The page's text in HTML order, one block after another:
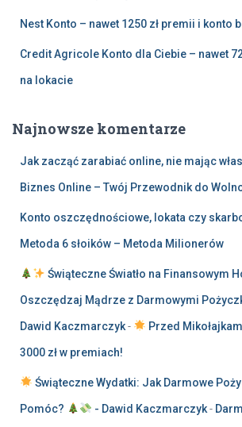
Nest Konto – nawet 1250 zł premii i konto
Credit Agricole Konto dla Ciebie – nawet
na lokacie
Najnowsze komentarze
Jak zacząć zarabiać online, nie mając
Biznes Online – Twój Przewodnik do
Konto oszczędnościowe, lokata czy
Metoda 6 słoików – Metoda Milionerów
Świąteczne Światło na Finansowym
Oszczędzaj Mądrze z Darmowymi
Dawid Kaczmarczyk- Przed
3000 zł w premiach!
Świąteczne Wydatki: Jak Darmowe
Pomóc? - Dawid Kaczmarczyk-